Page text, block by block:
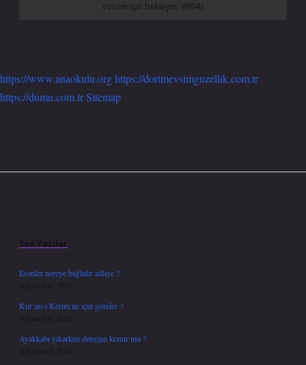
https://www.anaokulu.orghttps://dortmevsimguzellik.com.tr
https://dumu.com.trSitemap
Son Yazılar
Esenler nereye bağlıdır adliye ?
Ağustos 6, 2026
Kur’an-ı Kerim ne için gönder ?
Ağustos 6, 2026
Ayakkabı yıkarken deterjan konur mu ?
Ağustos 5, 2026